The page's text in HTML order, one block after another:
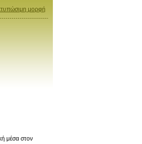
μορφή
μέσα στον